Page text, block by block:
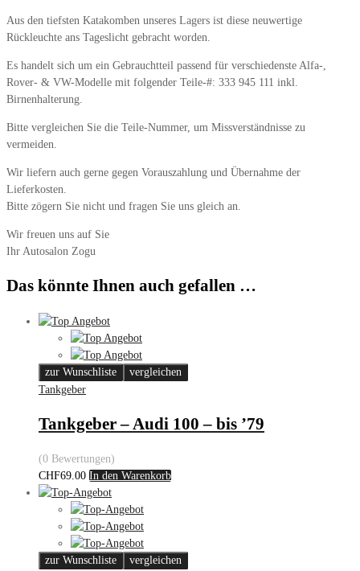
Aus den tiefsten Katakomben unseres Lagers ist diese neuwertige
Rückleuchte ans Tageslicht gebracht worden.
Es handelt sich um ein Gebrauchtteil passend für verschiedenste Alfa-,
Rover- & VW-Modelle mit folgender Teile-#: 333 945 111 inkl.
Birnenhalterung.
Bitte vergleichen Sie die Teile-Nummer, um Missverständnisse zu
vermeiden.
Wir liefern auch gerne gegen Vorauszahlung und Übernahme der
Lieferkosten.
Bitte zögern Sie nicht und fragen Sie uns gleich an.
Wir freuen uns auf Sie
Ihr Autosalon Zogu
Das könnte Ihnen auch gefallen …
zur Wunschliste
vergleichen
Tankgeber
Tankgeber – Audi 100 – bis ’79
(0 Bewertungen)
CHF69.00 In den Warenkorb
zur Wunschliste
vergleichen